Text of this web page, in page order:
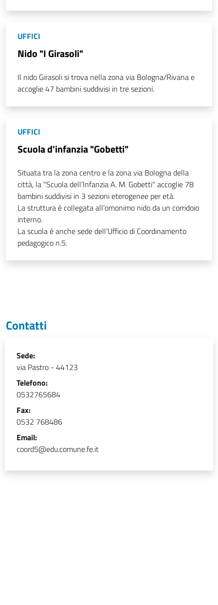
UFFICI
Nido "I Girasoli"
Il nido Girasoli si trova nella zona via Bologna/Rivana e
accoglie 47 bambini suddivisi in tre sezioni.
UFFICI
Scuola d'infanzia "Gobetti"
Situata tra la zona centro e la zona via Bologna della
città, la "Scuola dell’Infanzia A. M. Gobetti" accoglie 78
bambini suddivisi in 3 sezioni eterogenee per età.
La struttura è collegata all’omonimo nido da un corridoio
interno.
La scuola è anche sede dell’Ufficio di Coordinamento
pedagogico n.5.
Contatti
Sede:
via Pastro - 44123
Telefono:
0532765684
Fax:
0532 768486
Email:
coord5@edu.comune.fe.it